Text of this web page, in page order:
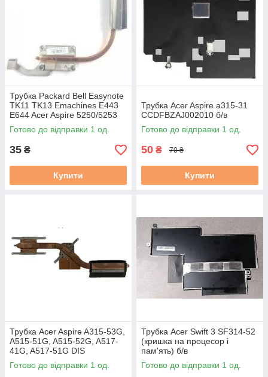
Трубка Packard Bell Easynote
TK11 TK13 Emachines E443
E644 Acer Aspire 5250/5253
UMA AMD (AT0IC0010R0 ) бу
Готово до відправки 1 од.
35 ₴
Купити
Трубка Acer Aspire a315-31
CCDFBZAJ002010 б/в
Готово до відправки 1 од.
50 ₴ 70 ₴
Купити
Трубка Acer Aspire A315-53G,
A515-51G, A515-52G, A517-
41G, A517-51G DIS
(AT20X0010A0) б/в
Готово до відправки 1 од.
Трубка Acer Swift 3 SF314-52
(кришка на процесор і
пам'ять) б/в
Готово до відправки 1 од.